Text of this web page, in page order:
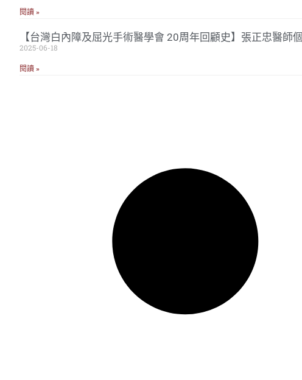
閱讀 »
【台灣白內障及屈光手術醫學會 20周年回顧史】張正忠醫師
2025-06-18
閱讀 »